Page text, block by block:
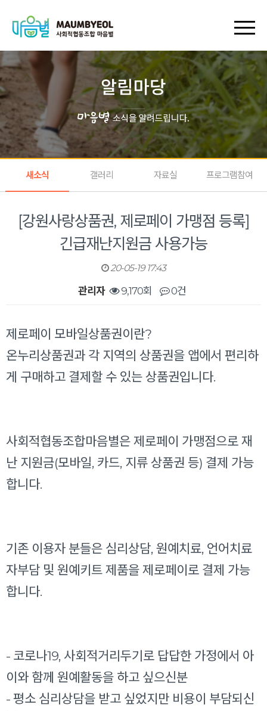
새소식 갤러리 자료실 프로그램참여
[강원사랑상품권, 제로페이 가맹점 등록]
긴급재난지원금 사용가능
20-05-19 17:43
관리자 9,170회 0건
제로페이 모바일상품권이란?
온누리상품권과 각 지역의 상품권을 앱에서 편리하
게 구매하고 결제할 수 있는 상품권입니다.
사회적협동조합마음별은 제로페이 가맹점으로 재
난 지원금(모바일, 카드, 지류 상품권 등) 결제 가능
합니다.
기존 이용자 분들은 심리상담, 원예치료, 언어치료
자부담 및 원예키트 제품을 제로페이로 결제 가능
합니다.
- 코로나19, 사회적거리두기로 답답한 가정에서 아
이와 함께 원예활동을 하고 싶으신분
- 평소 심리상담을 받고 싶었지만 비용이 부담되신